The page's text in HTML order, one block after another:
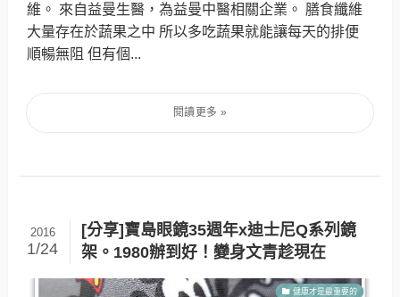
維。 來自益曼生醫，為益曼中醫相關企業。 膳食纖維
大量存在於蔬果之中 所以多吃蔬果就能讓每天的排便
順暢無阻 但有個...
[分享]寶島眼鏡35週年x迪士尼Q系列鏡
架。1980辦到好！變身文青趁現在
2016
1/24
健康才是最重要的